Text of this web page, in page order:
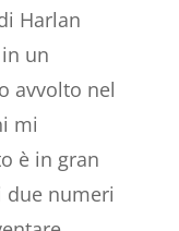
Harlan
un
avvolto nel
mi
è in gran
numeri